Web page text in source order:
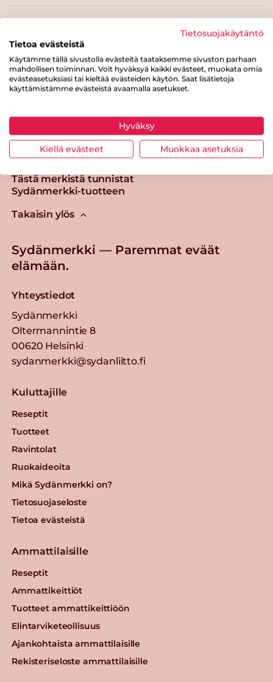
Tulosta sivu Jaa tuote
Tästä merkistä tunnistat
Sydänmerkki-tuotteen
Takaisin ylös
Sydänmerkki — Paremmat eväät
elämään.
Yhteystiedot
Sydänmerkki
Oltermannintie 8
00620 Helsinki
sydanmerkki@sydanliitto.fi
Kuluttajille
Reseptit
Tuotteet
Ravintolat
Ruokaideoita
Mikä Sydänmerkki on?
Tietosuojaseloste
Tietoa evästeistä
Ammattilaisille
Reseptit
Ammattikeittiöt
Tuotteet ammattikeittiöön
Elintarviketeollisuus
Ajankohtaista ammattilaisille
Rekisteriseloste ammattilaisille
Tietosuojakäytäntö
Tietoa evästeistä
Käytämme tällä sivustolla evästeitä taataksemme sivuston parhaan
mahdollisen toiminnan. Voit hyväksyä kaikki evästeet, muokata omia
evästeasetuksiasi tai kieltää evästeiden käytön. Saat lisätietoja
käyttämistämme evästeistä avaamalla asetukset.
Hyväksy
Kiellä evästeet Muokkaa asetuksia